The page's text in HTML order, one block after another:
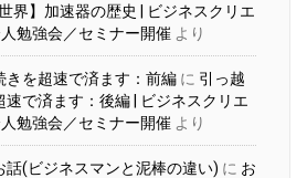
世界】加速器の歴史 | ビジネスクリエ
勉強会／セミナー開催 より
きを超速で済ます：前編 に 引っ越
速で済ます：後編 | ビジネスクリエ
勉強会／セミナー開催 より
話(ビジネスマンと泥棒の違い) に お